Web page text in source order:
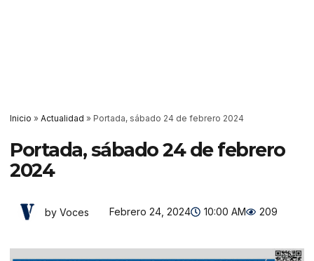
Inicio » Actualidad » Portada, sábado 24 de febrero 2024
Portada, sábado 24 de febrero
2024
by Voces Febrero 24, 2024 10:00 AM 209